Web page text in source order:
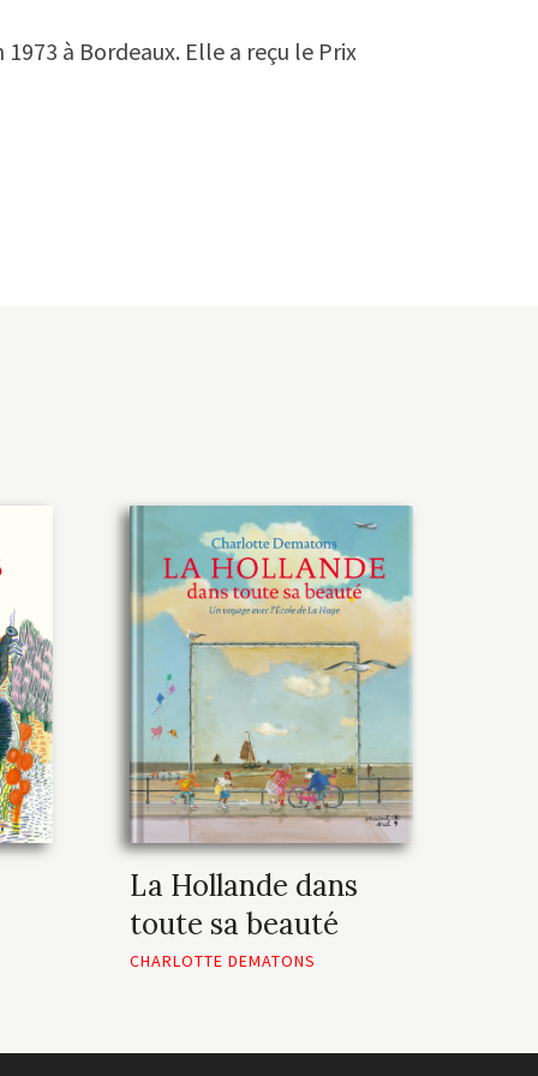
à Bordeaux. Elle a reçu le Prix
La Hollande dans
toute sa beauté
CHARLOTTE DEMATONS